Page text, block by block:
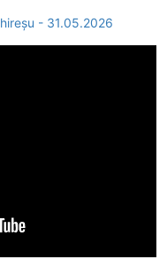
- 31.05.2026